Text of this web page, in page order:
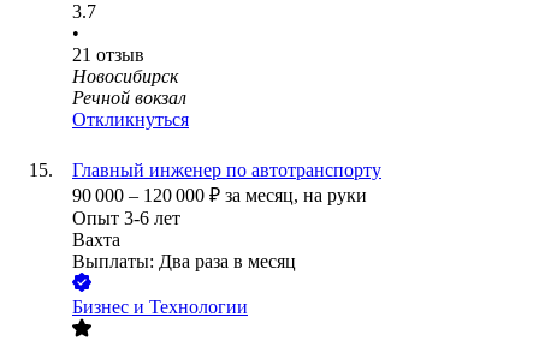
3.7
•
21 отзыв
Новосибирск
Речной вокзал
Откликнуться
Главный инженер по автотранспорту
90 000 – 120 000 ₽ за месяц, на руки
Опыт 3-6 лет
Вахта
Выплаты: Два раза в месяц
Бизнес и Технологии